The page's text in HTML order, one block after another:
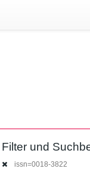
Filter und
issn=0018-3822